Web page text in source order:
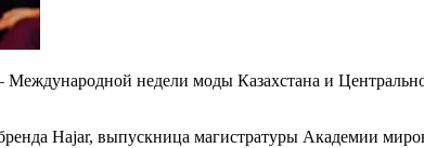
недели моды Казахстана и
Hajar, выпускница магистратуры Академии